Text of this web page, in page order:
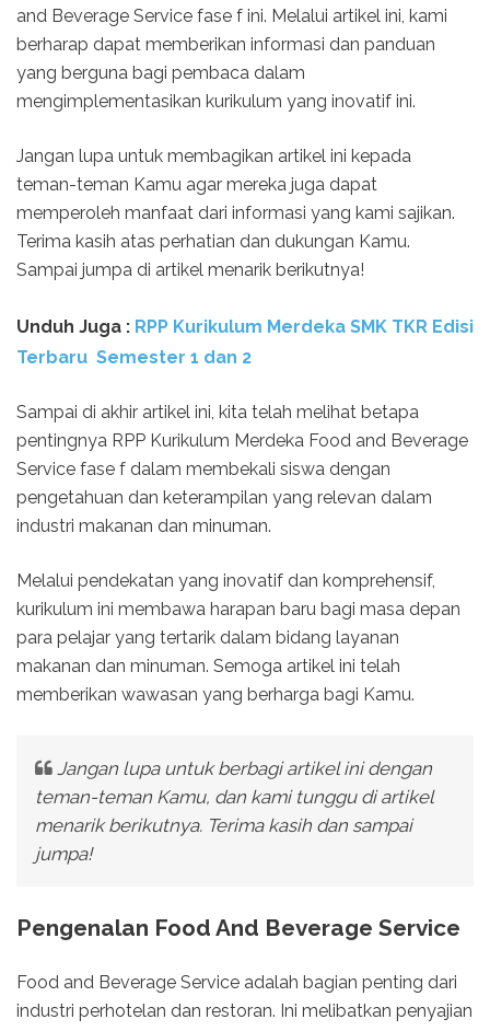
and Beverage Service fase f ini. Melalui artikel ini, kami
berharap dapat memberikan informasi dan panduan
yang berguna bagi pembaca dalam
mengimplementasikan kurikulum yang inovatif ini.
Jangan lupa untuk membagikan artikel ini kepada
teman-teman Kamu agar mereka juga dapat
memperoleh manfaat dari informasi yang kami sajikan.
Terima kasih atas perhatian dan dukungan Kamu.
Sampai jumpa di artikel menarik berikutnya!
Unduh Juga : RPP Kurikulum Merdeka SMK TKR Edisi
Terbaru Semester 1 dan 2
Sampai di akhir artikel ini, kita telah melihat betapa
pentingnya RPP Kurikulum Merdeka Food and Beverage
Service fase f dalam membekali siswa dengan
pengetahuan dan keterampilan yang relevan dalam
industri makanan dan minuman.
Melalui pendekatan yang inovatif dan komprehensif,
kurikulum ini membawa harapan baru bagi masa depan
para pelajar yang tertarik dalam bidang layanan
makanan dan minuman. Semoga artikel ini telah
memberikan wawasan yang berharga bagi Kamu.
Jangan lupa untuk berbagi artikel ini dengan
teman-teman Kamu, dan kami tunggu di artikel
menarik berikutnya. Terima kasih dan sampai
jumpa!
Pengenalan Food And Beverage Service
Food and Beverage Service adalah bagian penting dari
industri perhotelan dan restoran. Ini melibatkan penyajian